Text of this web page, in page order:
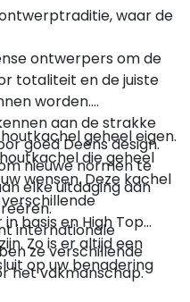
waar de
ontwerpers om de
totaliteit en de juiste
worden.
aan de strakke
goed Deens design.
nieuwe normen te
elke uitdaging aan
internationale
ze verschillende
het vakmanschap.
geheel eigen.
die geheel
wensen. Deze kachel
basis en High Top
Zo is er altijd een
op uw benadering